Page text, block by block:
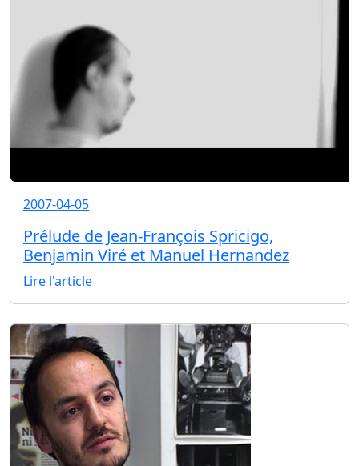
2007-04-05
Prélude de Jean-François Spricigo,
Benjamin Viré et Manuel Hernandez
Lire l'article